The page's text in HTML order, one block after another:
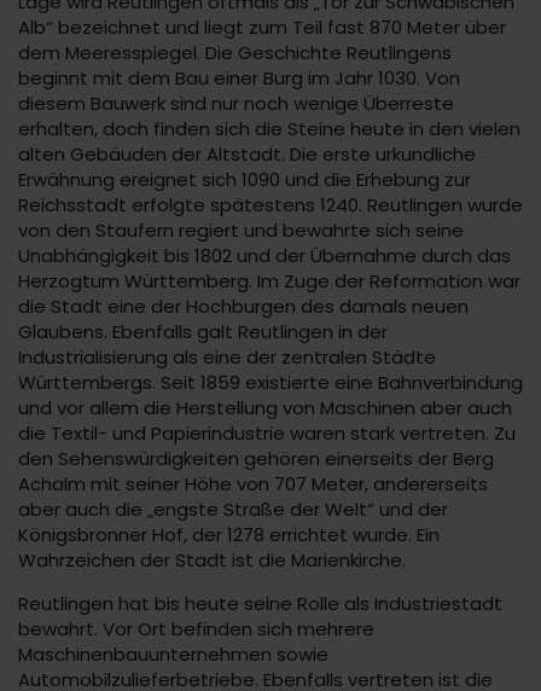
Alb“ bezeichnet und liegt zum Teil fast 870 Meter über
dem Meeresspiegel. Die Geschichte Reutlingens
beginnt mit dem Bau einer Burg im Jahr 1030. Von
diesem Bauwerk sind nur noch wenige Überreste
erhalten, doch finden sich die Steine heute in den vielen
alten Gebäuden der Altstadt. Die erste urkundliche
Erwähnung ereignet sich 1090 und die Erhebung zur
Reichsstadt erfolgte spätestens 1240. Reutlingen wurde
von den Staufern regiert und bewahrte sich seine
Unabhängigkeit bis 1802 und der Übernahme durch das
Herzogtum Württemberg. Im Zuge der Reformation war
die Stadt eine der Hochburgen des damals neuen
Glaubens. Ebenfalls galt Reutlingen in der
Industrialisierung als eine der zentralen Städte
Württembergs. Seit 1859 existierte eine Bahnverbindung
und vor allem die Herstellung von Maschinen aber auch
die Textil- und Papierindustrie waren stark vertreten. Zu
den Sehenswürdigkeiten gehören einerseits der Berg
Achalm mit seiner Höhe von 707 Meter, andererseits
aber auch die „engste Straße der Welt“ und der
Königsbronner Hof, der 1278 errichtet wurde. Ein
Wahrzeichen der Stadt ist die Marienkirche.
Reutlingen hat bis heute seine Rolle als Industriestadt
bewahrt. Vor Ort befinden sich mehrere
Maschinenbauunternehmen sowie
Automobilzulieferbetriebe. Ebenfalls vertreten ist die